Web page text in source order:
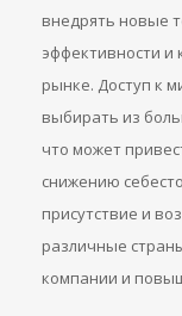
внедрять новые
эффективности и
рынке. Доступ к
выбирать из
что может
снижению
присутствие и
различные
компании и